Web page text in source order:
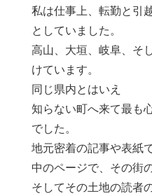
私は仕事上、転勤と引
としていました。
高山、大垣、岐阜、そ
けています。
同じ県内とはいえ
知らない町へ来て最も
でした。
地元密着の記事や表紙
中のページで、その街
そしてその土地の読者